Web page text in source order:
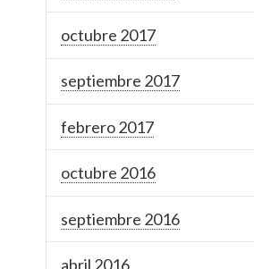
octubre 2017
septiembre 2017
febrero 2017
octubre 2016
septiembre 2016
abril 2016